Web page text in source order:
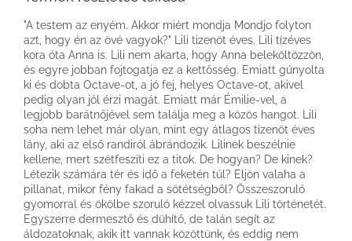
"A testem az enyém. Akkor miért mondja Mondjo folyton
azt, hogy én az övé vagyok?" Lili tizenöt éves. Lili tízéves
kora óta Anna is. Lili nem akarta, hogy Anna beleköltözzön,
és egyre jobban fojtogatja ez a kettősség. Emiatt gúnyolta
ki és dobta Octave-ot, a jó fej, helyes Octave-ot, akivel
pedig olyan jól érzi magát. Emiatt már Émilie-vel, a
legjobb barátnőjével sem találja meg a közös hangot. Lili
soha nem lehet már olyan, mint egy átlagos tizenöt éves
lány, aki az első randiról ábrándozik. Lilinek beszélnie
kellene, mert szétfeszíti ez a titok. De hogyan? De kinek?
Létezik számára tér és idő a feketén túl? Eljön valaha a
pillanat, mikor fény fakad a sötétségből? Összeszoruló
gyomorral és ökölbe szoruló kézzel olvassuk Lili történetét.
Egyszerre dermesztő és dühítő, de talán segít az
áldozatoknak, akik itt vannak közöttünk, és eddig nem